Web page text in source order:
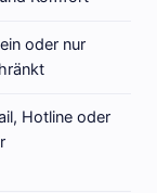
oder nur
Hotline oder